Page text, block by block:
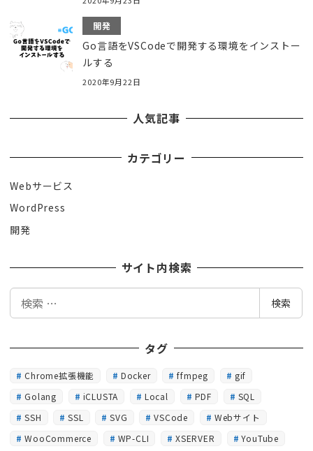
開発
Go言語をVSCodeで開発する環境をインストー
ルする
2020年9月22日
人気記事
カテゴリー
Webサービス
WordPress
開発
サイト内検索
検
検索
タグ
Chrome拡張機能 Docker ffmpeg
gif
Golang
iCLUSTA Local PDF
SQL
SSH
SSL SVG VSCode
Webサイト
WooCommerce
WP-CLI XSERVER YouTube